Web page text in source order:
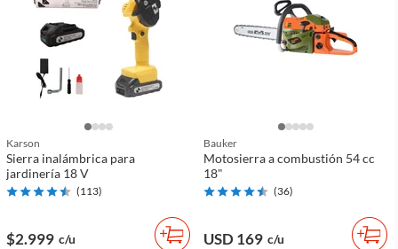
Karson
Sierra inalámbrica para
jardinería 18 V
(113)
$2.999 c/u
Bauker
Motosierra a combustión 54 cc
18"
(36)
USD 169 c/u